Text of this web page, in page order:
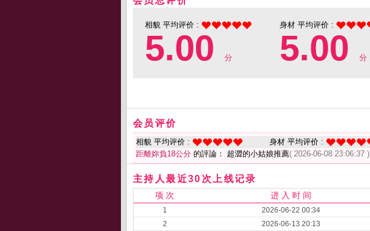
相貌 平均评价 :
5.00 分
身材 平均评价 :
5.00 分
会员评价
相貌 平均评价 : 身材 平均评价 :
距離妳負18公分 的評論： 超澀的小姑娘推薦( 2026-06-08 23:06:37 )
主持人最近30次上线记录
项 次 进 入 时 间
1 2026-06-22 00:34
2
2026-06-13 20:13